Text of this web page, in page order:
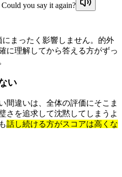
you say it again?
まったく影響しません。的外
に理解してから答える方がずっ
い
間違いは、全体の評価にそこま
さを追求して沈黙してしまうよ
話し続ける方がスコアは高くな